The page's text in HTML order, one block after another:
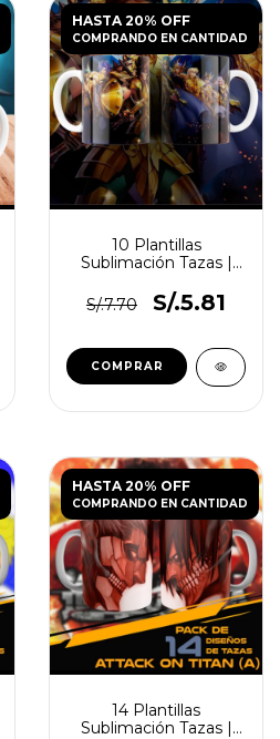
HASTA 20% OFF
COMPRANDO EN CANTIDAD
10 Plantillas
Sublimación Tazas |
S/.7.70
S/.5.81
HASTA 20% OFF
COMPRANDO EN CANTIDAD
14 Plantillas
Sublimación Tazas |